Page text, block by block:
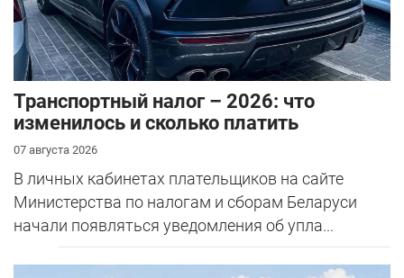
Транспортный налог – 2026: что
изменилось и сколько платить
07 августа 2026
В личных кабинетах плательщиков на сайте
Министерства по налогам и сборам Беларуси
начали появляться уведомления об упла...